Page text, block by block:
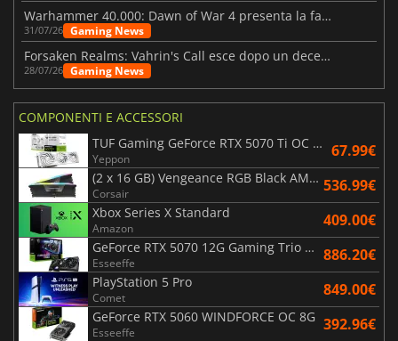
Warhammer 40.000: Dawn of War 4 presenta la fazione dei Necron
31/07/26 Gaming News
Forsaken Realms: Vahrin's Call esce dopo un decennio di sviluppo
28/07/26 Gaming News
COMPONENTI E ACCESSORI
TUF Gaming GeForce RTX 5070 Ti OC White Edition 16GB
Yeppon 67.99€
(2 x 16 GB) Vengeance RGB Black AMD Expo 6000 MHz - CAS 30
Corsair 536.99€
Xbox Series X Standard
Amazon 409.00€
GeForce RTX 5070 12G Gaming Trio OC Black
Esseeffe 886.20€
PlayStation 5 Pro
Comet 849.00€
GeForce RTX 5060 WINDFORCE OC 8G
Esseeffe 392.96€